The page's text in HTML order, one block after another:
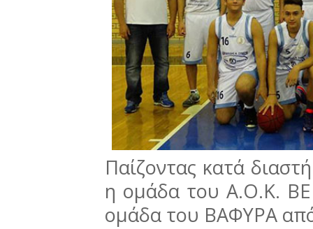
Παίζοντας κατά
η ομάδα του Α.Ο.Κ.
ομάδα του ΒΑΦΥΡΑ από